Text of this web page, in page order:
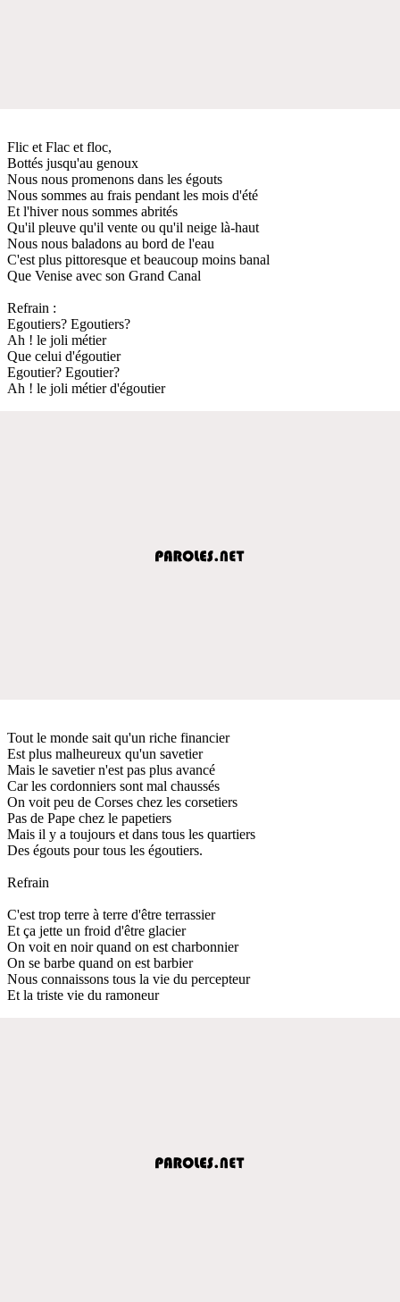
Flic et Flac et floc,
Bottés jusqu'au genoux
Nous nous promenons dans les égouts
Nous sommes au frais pendant les mois d'été
Et l'hiver nous sommes abrités
Qu'il pleuve qu'il vente ou qu'il neige là-haut
Nous nous baladons au bord de l'eau
C'est plus pittoresque et beaucoup moins banal
Que Venise avec son Grand Canal
Refrain :
Egoutiers? Egoutiers?
Ah ! le joli métier
Que celui d'égoutier
Egoutier? Egoutier?
Ah ! le joli métier d'égoutier
Tout le monde sait qu'un riche financier
Est plus malheureux qu'un savetier
Mais le savetier n'est pas plus avancé
Car les cordonniers sont mal chaussés
On voit peu de Corses chez les corsetiers
Pas de Pape chez le papetiers
Mais il y a toujours et dans tous les quartiers
Des égouts pour tous les égoutiers.
Refrain
C'est trop terre à terre d'être terrassier
Et ça jette un froid d'être glacier
On voit en noir quand on est charbonnier
On se barbe quand on est barbier
Nous connaissons tous la vie du percepteur
Et la triste vie du ramoneur